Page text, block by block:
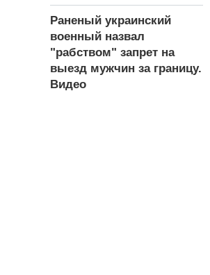
Раненый украинский
военный назвал
"рабством" запрет на
выезд мужчин за границу.
Видео